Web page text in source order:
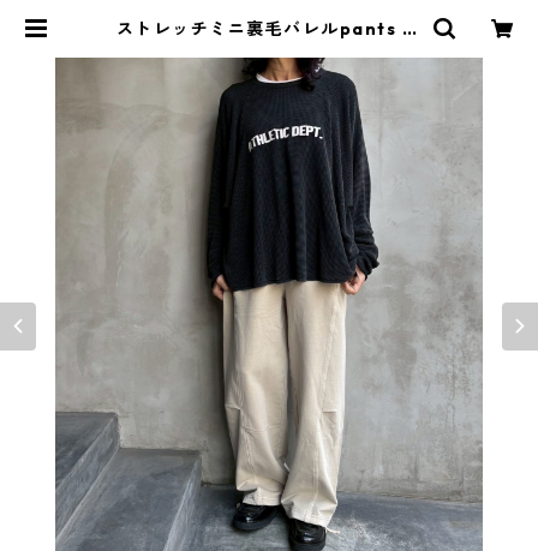
ストレッチミニ裏毛バレルpants 51
Onion